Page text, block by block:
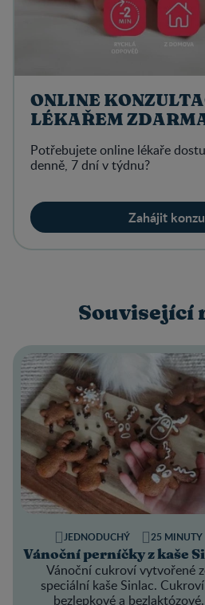
ONLINE
LÉKAŘEM
Potřebujete online lékaře
denně, 7 dní v týdnu?
Zahájit
Související
Vánoční perníčky z kaše
Vánoční cukroví vytvořené
speciální kaše Sinlac.
bezlepkové a bezlaktózové.
JEDNODUCHÝ 25 MINUTY